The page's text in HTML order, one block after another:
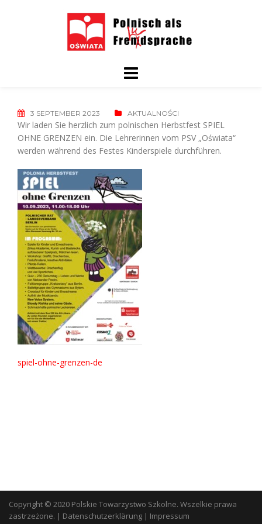
3 SEPTEMBER 2023 AKTUALNOŚCI
Wir laden Sie herzlich zum polnischen Herbstfest SPIEL
OHNE GRENZEN ein. Die Lehrerinnen vom PSV „Oświata“
werden während des Festes Kinderspiele durchführen.
spiel-ohne-grenzen-de
Copyright © 2020 Polskie Towarzystwo Szkolne. Wszelkie prawa
zastrzeżone. | Datenschutzerklärung | Impressum